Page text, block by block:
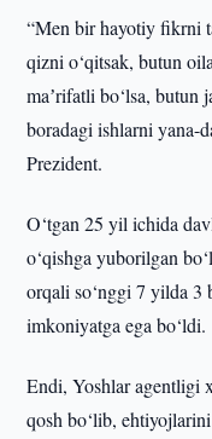
“Men bir hayotiy fikrni
qizni o‘qitsak, butun
maʼrifatli bo‘lsa,
boradagi ishlarni yana-
Prezident.
O‘tgan 25 yil ichida
o‘qishga yuborilgan
orqali so‘nggi 7 yilda 3
imkoniyatga ega bo‘ldi.
Endi, Yoshlar agentligi
qosh bo‘lib,